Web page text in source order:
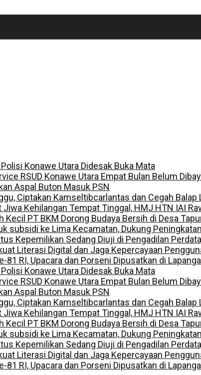
Konawe Utara Didesak Buka Mata
RSUD Konawe Utara Empat Bulan Belum
Aspal Buton Masuk PSN
Ciptakan Kamseltibcarlantas dan Cegah Balap
Kehilangan Tempat Tinggal, HMJ HTN IAI
PT BKM Dorong Budaya Bersih di Desa
subsidi ke Lima Kecamatan, Dukung
Kepemilikan Sedang Diuji di Pengadilan
Literasi Digital dan Jaga Kepercayaan
RI, Upacara dan Porseni Dipusatkan di
Konawe Utara Didesak Buka Mata
RSUD Konawe Utara Empat Bulan Belum
Aspal Buton Masuk PSN
Ciptakan Kamseltibcarlantas dan Cegah Balap
Kehilangan Tempat Tinggal, HMJ HTN IAI
PT BKM Dorong Budaya Bersih di Desa
subsidi ke Lima Kecamatan, Dukung
Kepemilikan Sedang Diuji di Pengadilan
Literasi Digital dan Jaga Kepercayaan
RI, Upacara dan Porseni Dipusatkan di